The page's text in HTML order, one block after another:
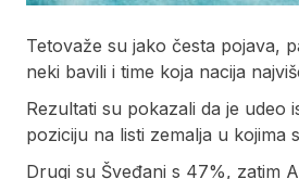
Tetovaže su jako česta pojava,
neki bavili i time koja nacija
Rezultati su pokazali da je udeo
poziciju na listi zemalja u kojima
Drugi su Šveđani s 47%, zatim